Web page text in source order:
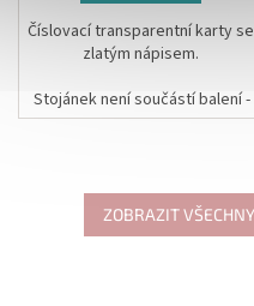
Číslovací transparentní karty se
zlatým nápisem.
Stojánek není součástí balení -
nalezneteZDE
Barva: Zlatá
ZOBRAZIT